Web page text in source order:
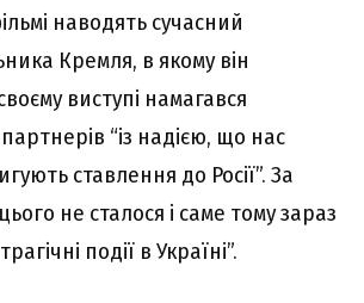
наводять сучасний
Кремля, в якому він
виступі намагався
“із надією, що нас
ставлення до Росії”. За
не сталося і саме тому зараз
події в Україні”.